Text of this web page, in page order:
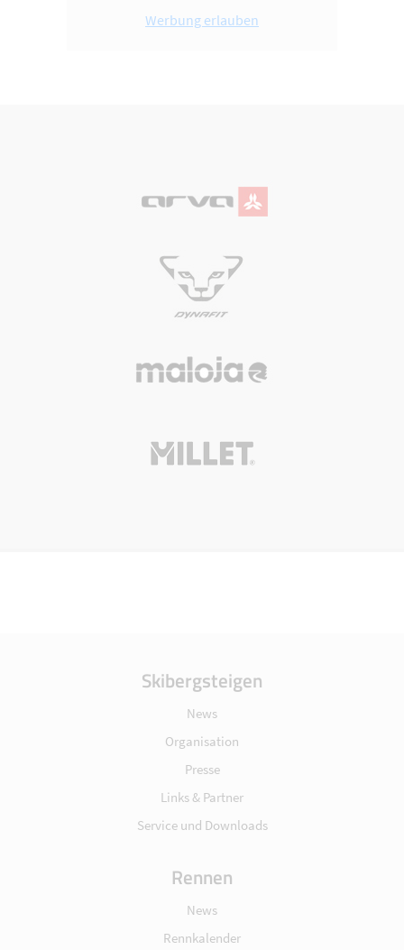
Werbung erlauben
Skibergsteigen
News
Organisation
Presse
Links & Partner
Service und Downloads
Rennen
News
Rennkalender